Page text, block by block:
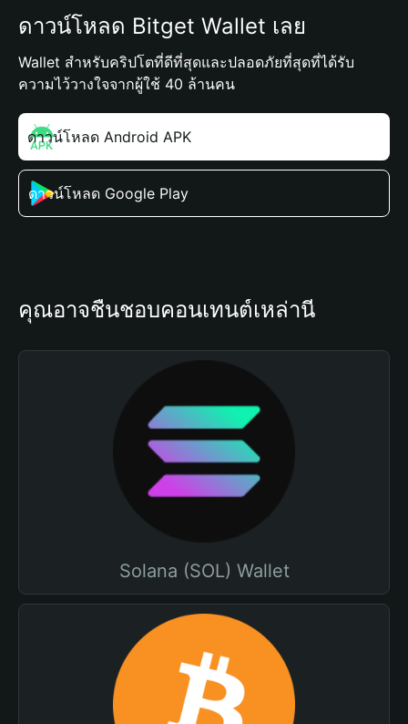
ดาวน์โหลด Bitget Wallet เลย
Wallet สำหรับคริปโตที่ดีที่สุดและปลอดภัยที่สุดที่ได้รับ
ความไว้วางใจจากผู้ใช้ 40 ล้านคน
ดาวน์โหลด Android APK
ดาวน์โหลด Google Play
คุณอาจชื่นชอบคอนเทนต์เหล่านี้
Solana (SOL) Wallet